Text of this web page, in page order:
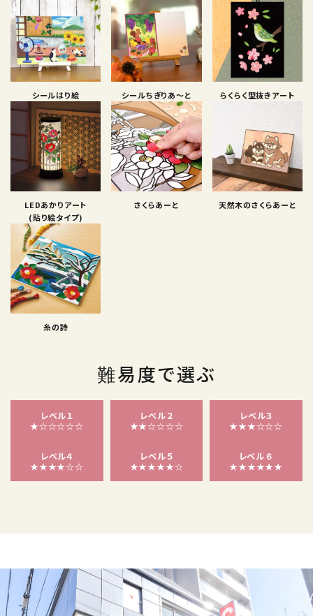
シールはり絵 シールちぎりあ〜と らくらく型抜きアート
LEDあかりアート
(貼り絵タイプ)
さくらあーと 天然木のさくらあーと
糸の詩
難易度で選ぶ
レベル１
★☆☆☆☆☆
レベル２
★★☆☆☆☆
レベル３
★★★☆☆☆
レベル４
★★★★☆☆
レベル５
★★★★★☆
レベル６
★★★★★★